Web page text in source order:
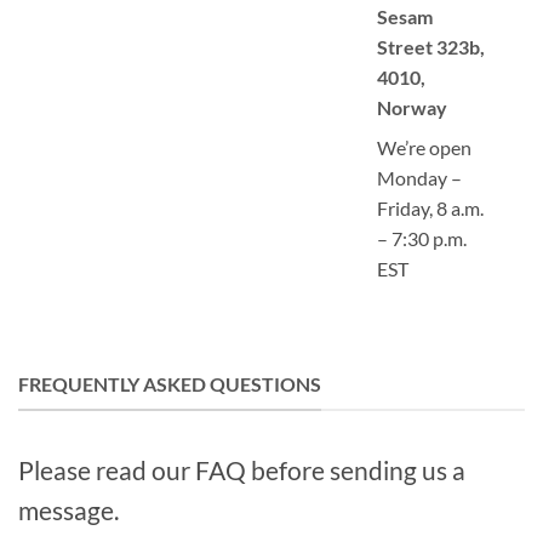
Sesam
Street 323b,
4010,
Norway
We’re open
Monday –
Friday, 8 a.m.
– 7:30 p.m.
EST
FREQUENTLY ASKED QUESTIONS
Please read our FAQ before sending us a
message.